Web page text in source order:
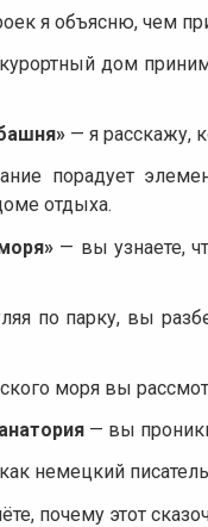
я объясню, чем
дом
— я расскажу,
порадует
отдыха.
— вы узнаете,
по парку, вы
моря вы
— вы
немецкий
почему этот